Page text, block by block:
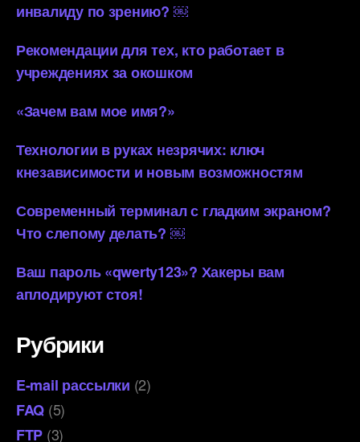
инвалиду по зрению? ￼
Рекомендации для тех, кто работает в
учреждениях за окошком
«Зачем вам мое имя?»
Технологии в руках незрячих: ключ
кнезависимости и новым возможностям
Современный терминал с гладким экраном?
Что слепому делать? ￼
Ваш пароль «qwerty123»? Хакеры вам
аплодируют стоя!
Рубрики
E-mail рассылки (2)
FAQ (5)
FTP (3)